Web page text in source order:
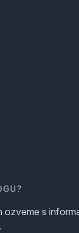
ozveme s